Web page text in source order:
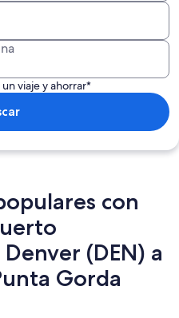
viaje y ahorrar*
con
(DEN) a
Gorda